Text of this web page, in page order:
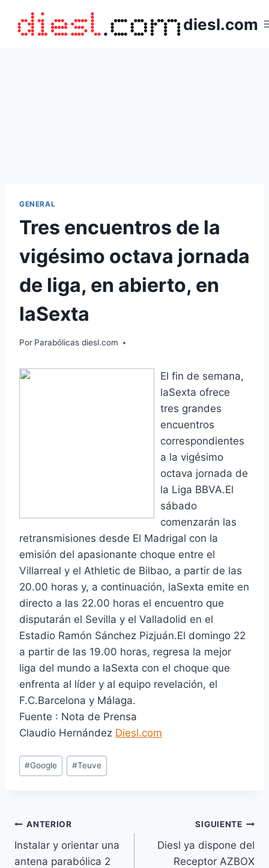
contenido
diesl.com
GENERAL
Tres encuentros de la
vigésimo octava jornada
de liga, en abierto, en
laSexta
Por Parabólicas diesl.com
El fin de semana,
laSexta ofrece
tres grandes
encuentros
correspondientes
a la vigésimo
octava jornada de
la Liga BBVA.El
sábado
comenzarán las
retransmisiones desde El Madrigal con la
emisión del apasionante choque entre el
Villarreal y el Athletic de Bilbao, a partir de las
20.00 horas y, a continuación, laSexta emite en
directo a las 22.00 horas el encuentro que
disputarán el Sevilla y el Valladolid en el
Estadio Ramón Sánchez Pizjuán.El domingo 22
a partir de las 19.00 horas, regresa la mejor
liga del mundo a laSexta con el choque que
enfrenta al líder y al equipo revelación, el
F.C.Barcelona y Málaga.
Fuente : Nota de Prensa
Claudio Hernández Diesl.com
E
t
u
e
t
#Google #Teuve
Navegación
de
ANTERIOR
Instalar y orientar una
antena parabólica 2
SIGUIENTE
Diesl ya dispone del
Receptor AZBOX